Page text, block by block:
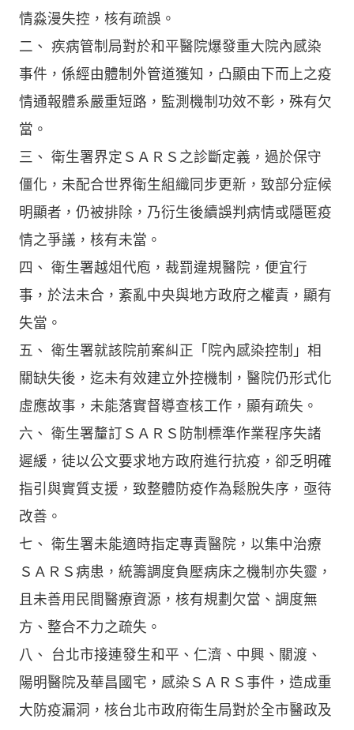
情淼漫失控，核有疏誤。
二、 疾病管制局對於和平醫院爆發重大院內感染
事件，係經由體制外管道獲知，凸顯由下而上之疫
情通報體系嚴重短路，監測機制功效不彰，殊有欠
當。
三、 衛生署界定ＳＡＲＳ之診斷定義，過於保守
僵化，未配合世界衛生組織同步更新，致部分症候
明顯者，仍被排除，乃衍生後續誤判病情或隱匿疫
情之爭議，核有未當。
四、 衛生署越俎代庖，裁罰違規醫院，便宜行
事，於法未合，紊亂中央與地方政府之權責，顯有
失當。
五、 衛生署就該院前案糾正「院內感染控制」相
關缺失後，迄未有效建立外控機制，醫院仍形式化
虛應故事，未能落實督導查核工作，顯有疏失。
六、 衛生署釐訂ＳＡＲＳ防制標準作業程序失諸
遲緩，徒以公文要求地方政府進行抗疫，卻乏明確
指引與實質支援，致整體防疫作為鬆脫失序，亟待
改善。
七、 衛生署未能適時指定專責醫院，以集中治療
ＳＡＲＳ病患，統籌調度負壓病床之機制亦失靈，
且未善用民間醫療資源，核有規劃欠當、調度無
方、整合不力之疏失。
八、 台北市接連發生和平、仁濟、中興、關渡、
陽明醫院及華昌國宅，感染ＳＡＲＳ事件，造成重
大防疫漏洞，核台北市政府衛生局對於全市醫政及